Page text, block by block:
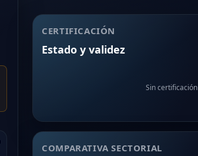
CERTIFICACIÓN
Estado y validez
Sin certificación
COMPARATIVA SECTORIAL